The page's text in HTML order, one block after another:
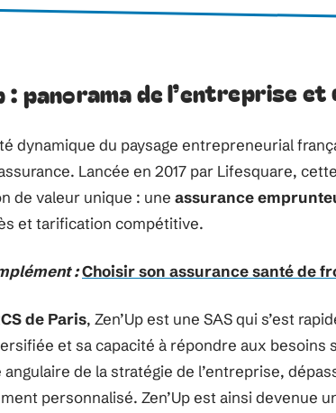
: panorama de l’entreprise
dynamique du paysage entrepreneurial
Lancée en 2017 par Lifesquare,
de valeur unique : une assurance
et tarification compétitive.
:Choisir son assurance santé de
de Paris, Zen’Up est une SAS qui s’est
et sa capacité à répondre aux besoins
de la stratégie de l’entreprise,
personnalisé. Zen’Up est ainsi devenue